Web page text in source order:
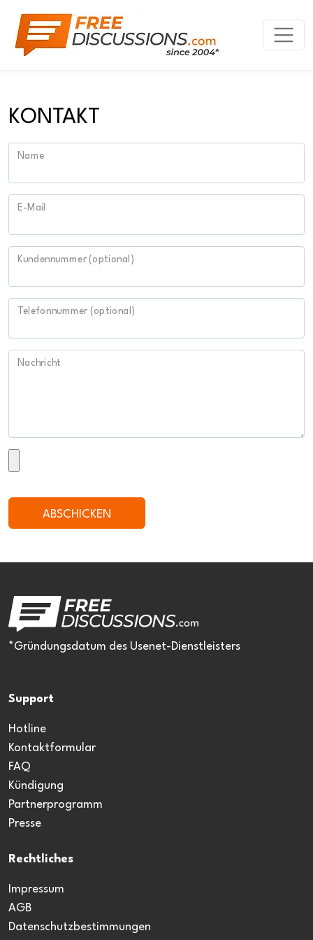
KONTAKT
Name
E-Mail
Kundennummer (optional)
Telefonnummer (optional)
Nachricht
ABSCHICKEN
*Gründungsdatum des Usenet-Dienstleisters
Support
Hotline
Kontaktformular
FAQ
Kündigung
Partnerprogramm
Presse
Rechtliches
Impressum
AGB
Datenschutzbestimmungen